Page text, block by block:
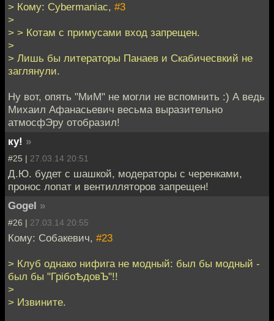
> Кому: Cybermaniac, #3
>
> > Котам с примусами вход запрещен.
>
> Лишь бы литераторы Панаев и Скабичесвкий не
заглянули.
Ну вот, опять "МиМ" не могли не вспомнить :) А ведь
Михаил Афанасьевич весьма выразительно
атмосфЭру отобразил!
ку! »
#25 | 27.03.14 20:51
Д.Ю. будет с шашкой, модераторы с черенками,
пронос лопат и вентилляторов запрещен!
Gogel »
#26 | 27.03.14 20:55
Кому: Собакевич, #23
> Клуб однако нифига не модный: был бы модный -
был бы "ГрiбоѢдовЪ"!!
>
> Извините.